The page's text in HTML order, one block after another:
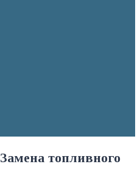
Замена топливного